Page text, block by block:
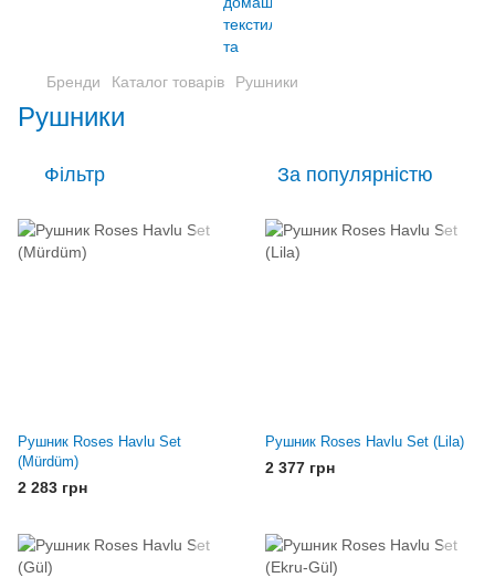
Бренди Каталог товарів Рушники
Рушники
Фільтр За популярністю
Рушник Roses Havlu Set
(Mürdüm)
2 283 грн
Рушник Roses Havlu Set (Lila)
2 377 грн